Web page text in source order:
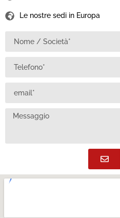
Le nostre sedi in Europa